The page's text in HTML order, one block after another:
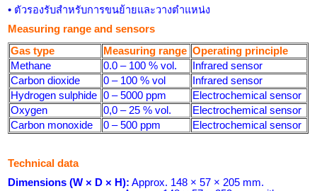
• ตัวรองรับสำหรับการขนย้ายและวางตำแหน่ง
Measuring range and sensors
Gas type
Measuring range Operating principle
Methane
0.0 – 100 % vol.
Infrared sensor
Carbon dioxide
0 – 100 % vol
Infrared sensor
Hydrogen sulphide 0 – 5000 ppm
Electrochemical sensor
Oxygen
0,0 – 25 % vol.
Electrochemical sensor
Carbon monoxide
0 – 500 ppm Electrochemical sensor
Technical data
Dimensions (W × D × H): Approx. 148 × 57 × 205 mm.